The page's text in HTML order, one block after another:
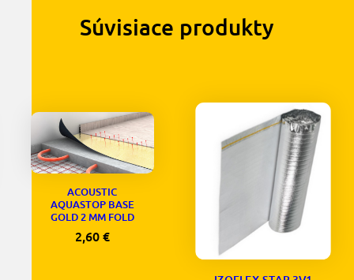
Súvisiace produkty
ACOUSTIC
AQUASTOP BASE
GOLD 2 MM FOLD
2,60 €